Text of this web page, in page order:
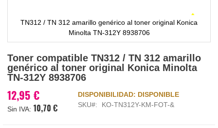
TN312 / TN 312 amarillo genérico al toner original Konica
Minolta TN-312Y 8938706
al
comienzo
galería
de
Toner compatible TN312 / TN 312 amarillo
genérico al toner original Konica Minolta
TN-312Y 8938706
12,95 €
10,70 €
DISPONIBILIDAD: DISPONIBLE
SKU
KO-TN312Y-KM-FOT-&